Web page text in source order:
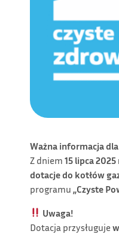
Ważna informacja
Z dniem 15 lipca 2025
dotacje do kotłów
programu „Czyste
Uwaga!
Dotacja przysługuje